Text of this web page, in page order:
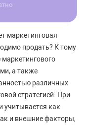
маркетинговая
продать? К тому
а также
различных
стратегией. При
учитывается как
и внешние факторы,